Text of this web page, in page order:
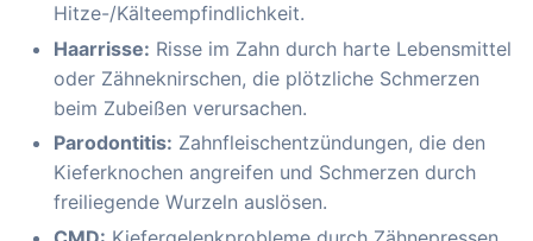
Hitze-/Kälteempfindlichkeit.
Haarrisse: Risse im Zahn durch harte Lebensmittel
oder Zähneknirschen, die plötzliche Schmerzen
beim Zubeißen verursachen.
Parodontitis: Zahnfleischentzündungen, die den
Kieferknochen angreifen und Schmerzen durch
freiliegende Wurzeln auslösen.